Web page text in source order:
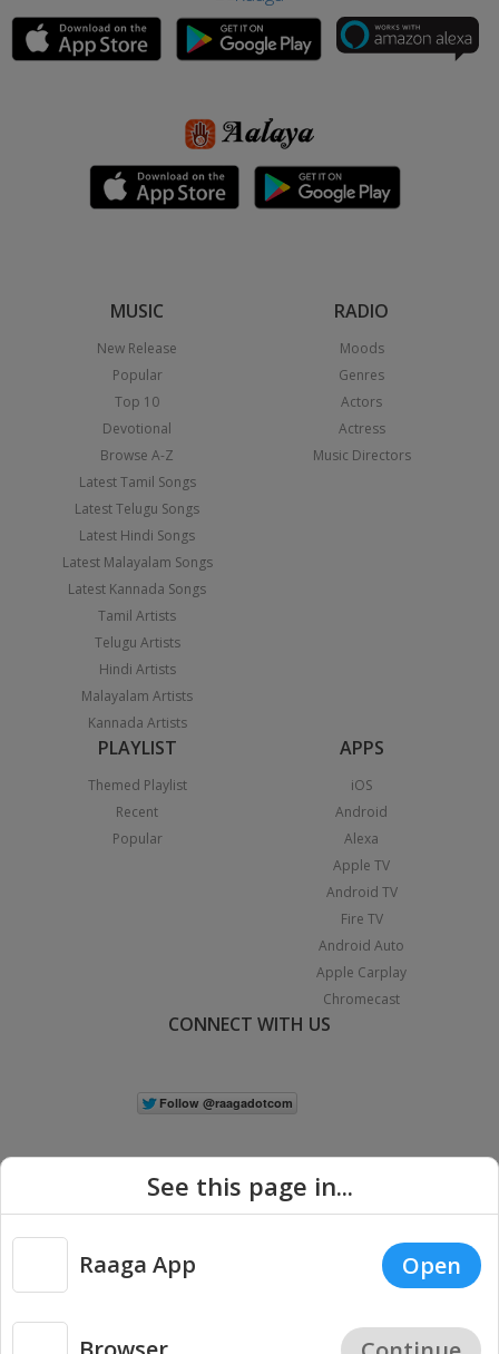
MUSIC
New Release
Popular
Top 10
Devotional
Browse A-Z
Latest Tamil Songs
Latest Telugu Songs
Latest Hindi Songs
Latest Malayalam Songs
Latest Kannada Songs
Tamil Artists
Telugu Artists
Hindi Artists
Malayalam Artists
Kannada Artists
RADIO
Moods
Genres
Actors
Actress
Music Directors
PLAYLIST
Themed Playlist
Recent
Popular
APPS
iOS
Android
Alexa
Apple TV
Android TV
Fire TV
Android Auto
Apple Carplay
Chromecast
CONNECT WITH US
Copyright © 2026 Raaga.com. All Rights Reserved. |
Privacy
See this page in...
Raaga App Open